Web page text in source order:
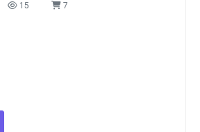
15 7